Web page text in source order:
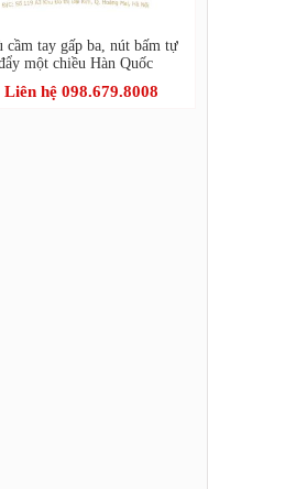
cầm tay gấp ba, nút bấm tự
một chiều Hàn Quốc
Liên hệ 098.679.8008